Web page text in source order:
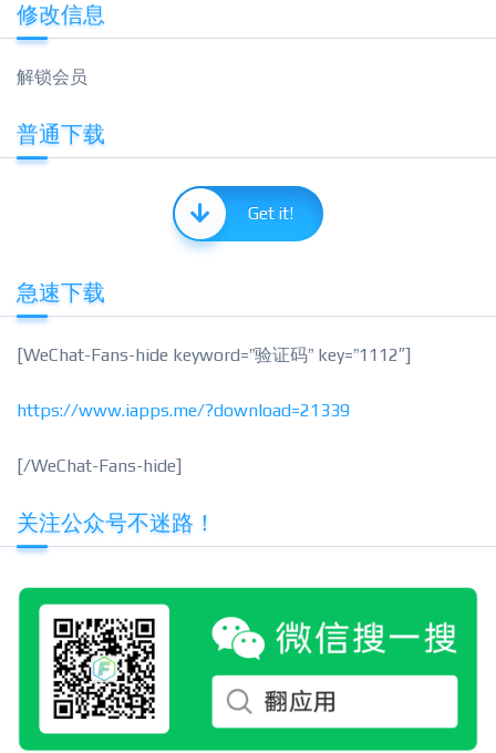
修改信息
解锁会员
普通下载
Get it!
急速下载
[WeChat-Fans-hide keyword=”验证码” key=”1112″]
https://www.iapps.me/?download=21339
[/WeChat-Fans-hide]
关注公众号不迷路！